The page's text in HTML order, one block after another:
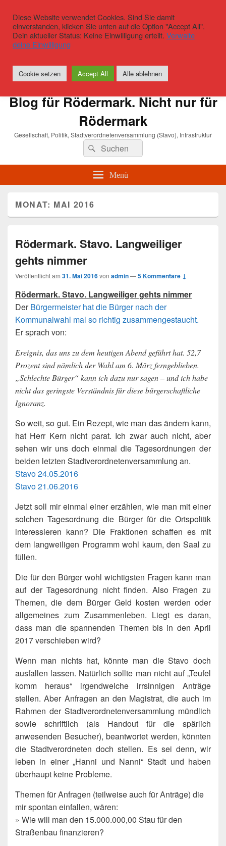
Blog für Rödermark. Nicht nur für
Rödermark
Gesellschaft, Politik, Stadtverordnetenversammlung (Stavo), Infrastruktur
Suchen
nach:
Suchen
Menü
MONAT: MAI 2016
Rödermark. Stavo. Langweiliger
gehts nimmer
Veröffentlicht am 31. Mai 2016von admin—5 Kommentare ↓
Rödermark. Stavo. Langweiliger gehts nimmer
DerBürgermeister hat die Bürger nach der
Kommunalwahl mal so richtig zusammengestaucht.
Er sprach von:
Ereignis, das uns zu dem heutigen Abend geführt hat. 52,7
Prozent sind nämlich der Wahl am 6. März ferngeblieben.
„Schlechte Bürger“ kann ich dazu nur sagen – und ich habe
nicht das geringste Verständnis für diese bürgerschaftliche
Ignoranz.
So weit, so gut. Ein Rezept, wie man das ändern kann,
hat Herr Kern nicht parat. Ich zwar auch nicht, aber
sehen wir uns doch einmal die Tagesordnungen der
beiden letzten Stadtverordnetenversammlung an.
Stavo 24.05.2016
Stavo 21.06.2016
Jetzt soll mir einmal einer erzählen, wie man mit einer
solchen Tagesordnung die Bürger für die Ortspolitik
interessieren kann? Die Fraktionen schaffen es mit
dem langweiligen Programm wohl kaum, den Saal zu
füllen.
Die für den Bürger wohl wichtigsten Fragen kann man
auf der Tagesordnung nicht finden. Also Fragen zu
Themen, die dem Bürger Geld kosten werden oder
allgemeines zum Zusammenleben. Liegt es daran,
dass man die spannenden Themen bis in den April
2017 verschieben wird?
Wenn man nichts hat, könnte man die Stavo doch
ausfallen lassen. Natürlich sollte man nicht auf „Teufel
komm heraus“ irgendwelche irrsinnigen Anträge
stellen. Aber Anfragen an den Magistrat, die auch im
Rahmen der Stadtverordnetenversammlung mündlich
sowie schriftlich (als Handout für die spärlich
anwesenden Besucher), beantwortet werden, könnten
die Stadtverordneten doch stellen. Es sei denn, wir
leben in einer „Hanni und Nanni“ Stadt und haben
überhaupt keine Probleme.
Themen für Anfragen (teilweise auch für Anträge) die
mir spontan einfallen, wären:
» Wie will man den 15.000.000,00 Stau für den
Straßenbau finanzieren?
Diese Website verwendet Cookies. Sind Sie damit
einverstanden, klicken Sie unten auf die Option "Accept All".
Dein aktueller Status: Keine Einwilligung erteilt. Verwalte
deine Einwilligung
Cookie setzen Accept All Alle ablehnen